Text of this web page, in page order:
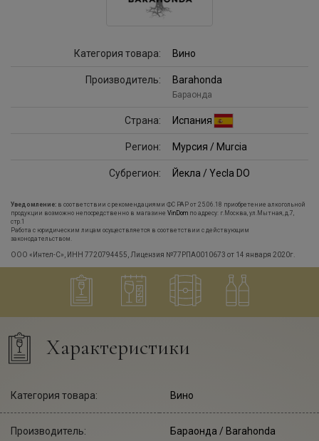
Категория товара: Вино
Производитель: Barahonda
Бараонда
Страна: Испания
Регион: Мурсия / Murcia
Субрегион: Йекла / Yecla DO
Уведомление: в соответствии с рекомендациями ФС РАР от 25.06.18 приобретение алкогольной
продукции возможно непосредственно в магазине VinDom по адресу: г.Москва, ул.Мытная, д.7,
стр.1
Работа с юридическим лицам осуществляется в соответствии с действующим
законодательством.
ООО «Интел-С», ИНН 7720794455, Лицензия №77РПА0010673 от 14 января 2020г.
Характеристики
Категория товара: Вино
Производитель: Бараонда / Barahonda